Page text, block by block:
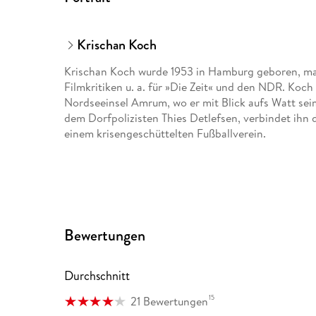
Krischan Koch
Krischan Koch wurde 1953 in Hamburg geboren,
Filmkritiken u. a. für »Die Zeit« und den NDR.
Nordseeinsel Amrum, wo er mit Blick aufs Watt
dem Dorfpolizisten Thies Detlefsen, verbindet ihn
einem krisengeschüttelten Fußballverein.
Bewertungen
Durchschnitt
21 Bewertungen15